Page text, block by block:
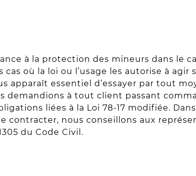
à la protection des mineurs dans le
où la loi ou l’usage les autorise à agir
apparaît essentiel d’essayer par tout
demandions à tout client passant
liées à la Loi 78-17 modifiée.
contracter, nous conseillons aux
du Code Civil.